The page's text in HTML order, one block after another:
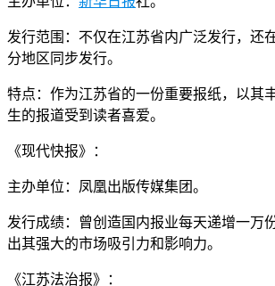
发行范围：不仅在江苏省内广泛发行，还
分地区同步发行。
特点：作为江苏省的一份重要报纸，以其
生的报道受到读者喜爱。
《现代快报》：
主办单位：凤凰出版传媒集团。
发行成绩：曾创造国内报业每天递增一万
出其强大的市场吸引力和影响力。
《江苏法治报》：